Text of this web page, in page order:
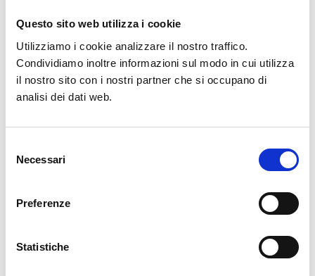
Questo sito web utilizza i cookie
Utilizziamo i cookie analizzare il nostro traffico.
Condividiamo inoltre informazioni sul modo in cui utilizza
il nostro sito con i nostri partner che si occupano di
analisi dei dati web.
delNecessari
Preferenze
Statistiche
Dalla serra al paesaggio: come
Sogliano Ambiente coltiva la
rinaturalizzazione
Sogliano Ambiente non è solo gestione dei rifiuti: è anche
cura del territorio e del verde, un impegno che prende
Ginestreto...